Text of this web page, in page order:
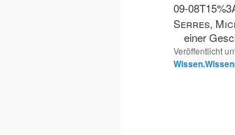
09-
Serres,
einer
Veröffentlicht